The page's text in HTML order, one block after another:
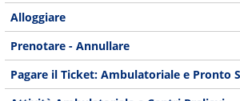
Alloggiare
Prenotare - Annullare
Pagare il Ticket: Ambulatoriale e Pronto